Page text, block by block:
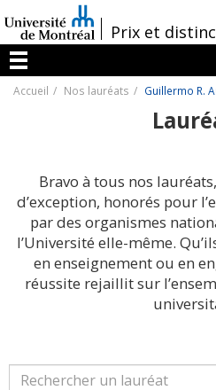
au
contenu
/Prix et
Menu
Accueil Nos lauréats Guillermo R.
Bravo à tous nos
d’exception, honorés pour
par des organismes
l’Université elle-même.
en enseignement ou en
réussite rejaillit sur